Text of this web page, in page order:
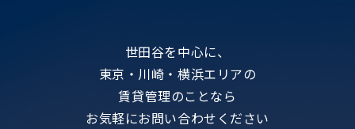
世田谷を中心に、
東京・川崎・横浜エリアの
賃貸管理のことなら
お気軽にお問い合わせください